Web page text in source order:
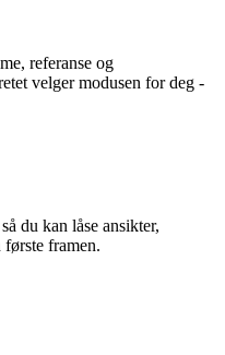
referanse og
velger modusen for deg -
du kan låse ansikter,
framen.